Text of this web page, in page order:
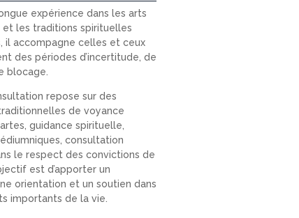
expérience dans les arts
et les traditions spirituelles
il accompagne celles et ceux
des périodes d’incertitude, de
blocage.
repose sur des
de voyance
guidance spirituelle,
consultation
le respect des convictions de
est d’apporter un
orientation et un soutien dans
importants de la vie.